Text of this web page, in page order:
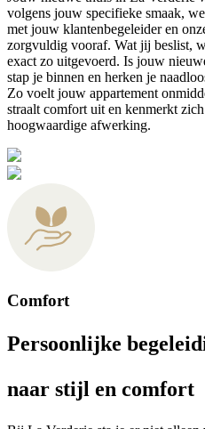
volgens jouw specifieke smaak,
met jouw klantenbegeleider en
zorgvuldig vooraf. Wat jij beslist,
exact zo uitgevoerd. Is jouw
stap je binnen en herken je
Zo voelt jouw appartement
straalt comfort uit en kenmerkt
hoogwaardige afwerking.
Comfort
Persoonlijke
naar stijl en comfort